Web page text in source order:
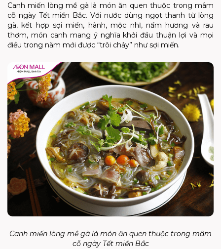
Canh miến lòng mề gà là món ăn quen thuộc trong mâm
cỗ ngày Tết miền Bắc. Với nước dùng ngọt thanh từ lòng
gà, kết hợp sợi miến, hành, mộc nhĩ, nấm hương và rau
thơm, món canh mang ý nghĩa khởi đầu thuận lợi và mọi
điều trong năm mới được “trôi chảy” như sợi miến.
Canh miến lòng mề gà là món ăn quen thuộc trong mâm
cỗ ngày Tết miền Bắc